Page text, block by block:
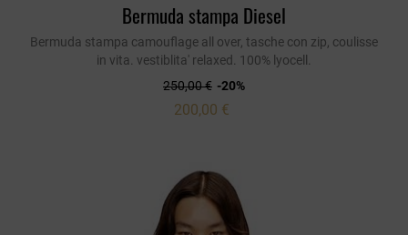
Bermuda stampa Diesel
Bermuda stampa camouflage all over, tasche con zip, coulisse
in vita. vestiblita' relaxed. 100% lyocell.
250,00 € -20%
200,00 €